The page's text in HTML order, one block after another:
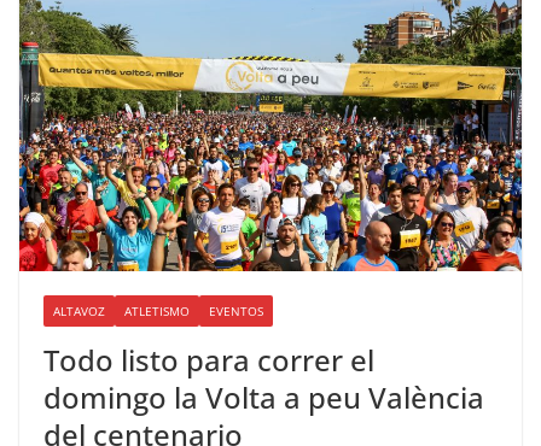
ALTAVOZ ATLETISMO EVENTOS
Todo listo para correr el
domingo la Volta a peu València
del centenario